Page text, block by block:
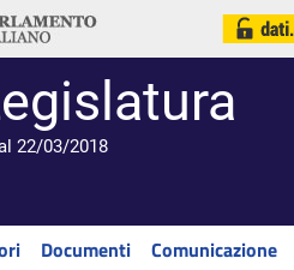
22/03/2018
Documenti Comunicazione